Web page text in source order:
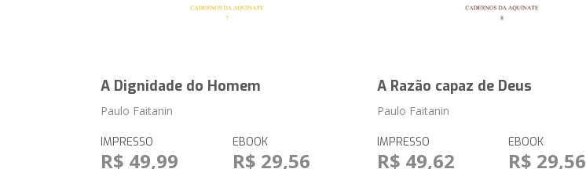
A Dignidade do Homem
Paulo Faitanin
IMPRESSO
R$ 49,99
EBOOK
R$ 29,56
A Razão capaz de Deus
Paulo Faitanin
IMPRESSO
R$ 49,62
EBOOK
R$ 29,56